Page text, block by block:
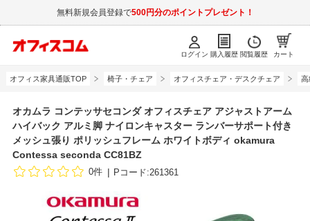
無料新規会員登録で500円分のポイントプレゼント！
ログイン 購入履歴 閲覧履歴 カート
オフィス家具通販TOP 椅子・チェア オフィスチェア・デスクチェア 高
オカムラ コンテッサセコンダ オフィスチェア アジャストアーム
ハイバック アルミ脚 ナイロンキャスター ランバーサポート付き
メッシュ張り ポリッシュフレーム ホワイトボディ okamura
Contessa seconda CC81BZ
0件 Pコード:261361